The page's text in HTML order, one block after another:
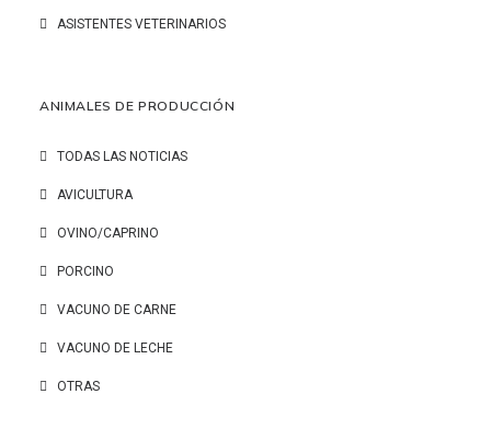
ASISTENTES VETERINARIOS
ANIMALES DE PRODUCCIÓN
TODAS LAS NOTICIAS
AVICULTURA
OVINO/CAPRINO
PORCINO
VACUNO DE CARNE
VACUNO DE LECHE
OTRAS